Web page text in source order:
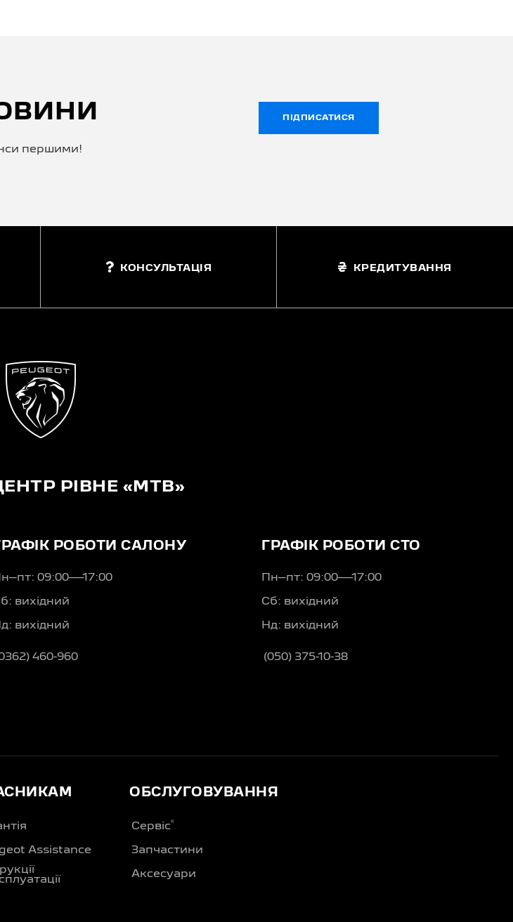
першими!
ПІДПИСАТИСЯ
КОНСУЛЬТАЦІЯ КРЕДИТУВАННЯ
РІВНЕ «МТВ»
РОБОТИ САЛОНУ
09:00—17:00
вихідний
вихідний
460-960
ГРАФІК РОБОТИ СТО
Пн–пт: 09:00—17:00
Сб: вихідний
Нд: вихідний
(050) 375-10-38
Assistance
ОБСЛУГОВУВАННЯ
Сервіс®
Запчастини
Аксесуари